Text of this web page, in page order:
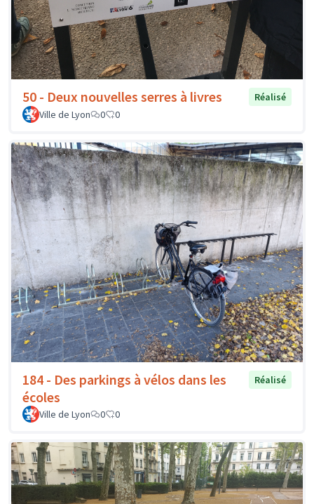
50 - Deux nouvelles serres à livres
Réalisé
Ville de Lyon
0 0
184 - Des parkings à vélos dans les
écoles
Réalisé
Ville de Lyon 0 0